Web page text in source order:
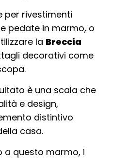
per rivestimenti
pedate in marmo, o
la Breccia
decorativi come
è una scala che
e design,
distintivo
casa.
a questo marmo, i